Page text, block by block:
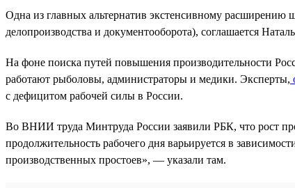
Одна из главных альтернатив экстенсивному расширению
делопроизводства и документооборота), соглашается
На фоне поиска путей повышения производительности
работают рыболовы, администраторы и медики. Эксперты,
с дефицитом рабочей силы в России.
Во ВНИИ труда Минтруда России заявили РБК, что рост
продолжительность рабочего дня варьируется в
производственных простоев», — указали там.